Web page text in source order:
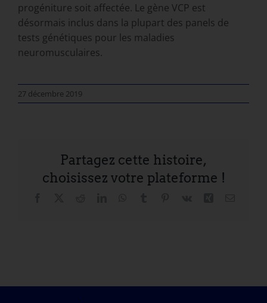
progéniture soit affectée. Le gène VCP est
désormais inclus dans la plupart des panels de
tests génétiques pour les maladies
neuromusculaires.
27 décembre 2019
Partagez cette histoire,
choisissez votre plateforme !